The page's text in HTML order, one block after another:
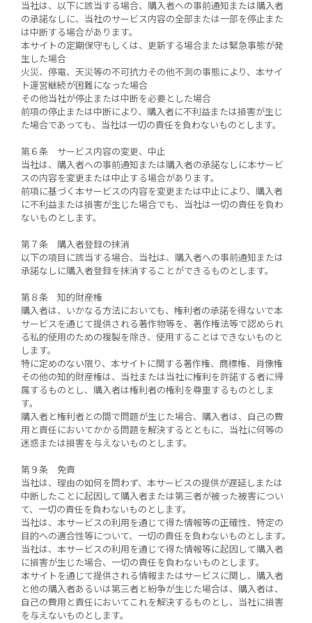
当社は、以下に該当する場合、購入者への事前通知または購入者
の承諾なしに、当社のサービス内容の全部または一部を停止また
は中断する場合があります。
本サイトの定期保守もしくは、更新する場合または緊急事態が発
生した場合
火災、停電、天災等の不可抗力その他不測の事態により、本サイ
ト運営継続が困難になった場合
その他当社が停止または中断を必要とした場合
前項の停止または中断により、購入者に不利益または損害が生じ
た場合であっても、当社は一切の責任を負わないものとします。
第６条 サービス内容の変更、中止
当社は、購入者への事前通知または購入者の承諾なしに本サービ
スの内容を変更または中止する場合があります。
前項に基づく本サービスの内容を変更または中止により、購入者
に不利益または損害が生じた場合でも、当社は一切の責任を負わ
ないものとします。
第７条 購入者登録の抹消
以下の項目に該当する場合、当社は、購入者への事前通知または
承諾なしに購入者登録を抹消することができるものとします。
第８条 知的財産権
購入者は、いかなる方法においても、権利者の承諾を得ないで本
サービスを通じて提供される著作物等を、著作権法等で認められ
る私的使用のための複製を除き、使用することはできないものと
します。
特に定めのない限り、本サイトに関する著作権、商標権、肖像権
その他の知的財産権は、当社または当社に権利を許諾する者に帰
属するものとし、購入者は権利者の権利を尊重するものとしま
す。
購入者と権利者との間で問題が生じた場合、購入者は、自己の費
用と責任においてかかる問題を解決するとともに、当社に何等の
迷惑または損害を与えないものとします。
第９条 免責
当社は、理由の如何を問わず、本サービスの提供が遅延しまたは
中断したことに起因して購入者または第三者が被った被害につい
て、一切の責任を負わないものとします。
当社は、本サービスの利用を通じて得た情報等の正確性、特定の
目的への適合性等について、一切の責任を負わないものとします。
当社は、本サービスの利用を通じて得た情報等に起因して購入者
に損害が生じた場合、一切の責任を負わないものとします。
本サイトを通じて提供される情報またはサービスに関し、購入者
と他の購入者あるいは第三者と紛争が生じた場合は、購入者は、
自己の費用と責任においてこれを解決するものとし、当社に損害
を与えないものとします。